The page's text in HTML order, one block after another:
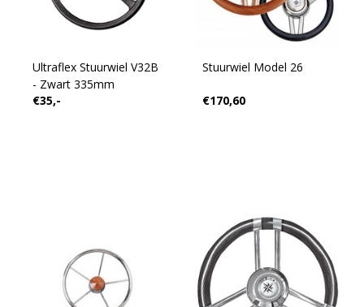
Ultraflex Stuurwiel V32B
- Zwart 335mm
€35,-
Stuurwiel Model 26
€170,60